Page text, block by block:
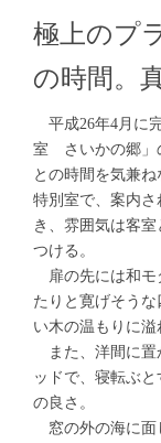
極上のプ
の時間。
平成26年4月に
室 さいかの郷」
との時間を気兼
特別室で、案内
き、雰囲気は客
つける。
扉の先には和モ
たりと寛げそう
い木の温もりに溢
また、洋間に置
ッドで、寝転ぶ
の良さ。
窓の外の海に面